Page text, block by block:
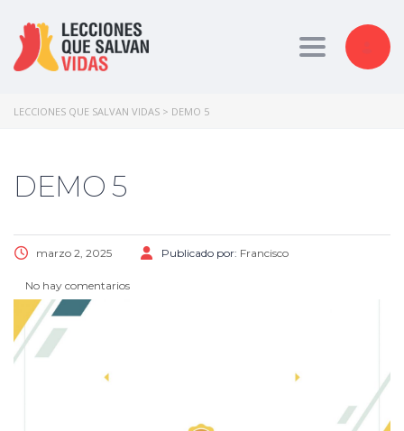
Toggle
LECCIONES QUE SALVAN VIDAS > DEMO 5
DEMO 5
marzo 2, 2025 Publicado por: Francisco
No hay comentarios